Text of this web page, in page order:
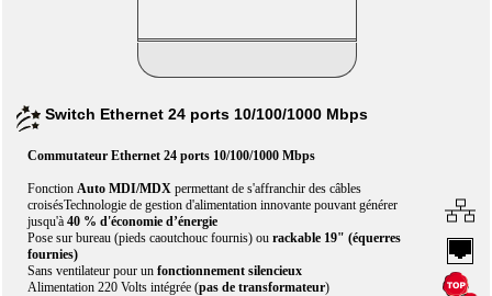
Switch Ethernet 24 ports 10/100/1000 Mbps
Commutateur Ethernet 24 ports 10/100/1000 Mbps
FonctionAuto MDI/MDX permettant de s'affranchir des câbles
croisésTechnologie de gestion d'alimentation innovante pouvant générer
jusqu'à40 % d'économie d’énergie
Pose sur bureau (pieds caoutchouc fournis) ourackable 19" (équerres
fournies)
Sans ventilateur pour unfonctionnement silencieux
Alimentation 220 Volts intégrée (pas de transformateur)